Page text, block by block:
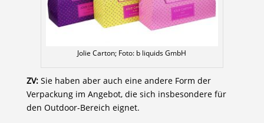
Jolie Carton; Foto: b liquids GmbH
ZV: Sie haben aber auch eine andere Form der
Verpackung im Angebot, die sich insbesondere für
den Outdoor-Bereich eignet.